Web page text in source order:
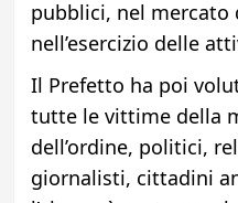
pubblici, nel mercato
nell’esercizio delle
Il Prefetto ha poi
tutte le vittime della
dell’ordine, politici,
giornalisti, cittadini